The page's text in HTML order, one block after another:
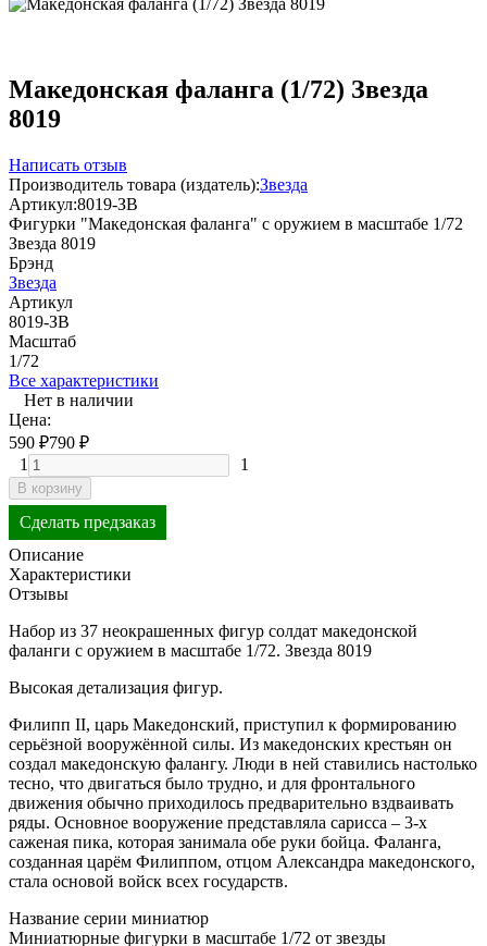
Македонская фаланга (1/72) Звезда
8019
Написать отзыв
Производитель товара (издатель):Звезда
Артикул:8019-ЗВ
Фигурки "Македонская фаланга" с оружием в масштабе 1/72
Звезда 8019
Брэнд
Звезда
Артикул
8019-ЗВ
Масштаб
1/72
Все характеристики
Нет в наличии
Цена:
590 ₽790 ₽
1
1
В корзину
Сделать предзаказ
Описание
Характеристики
Отзывы
Набор из 37 неокрашенных фигур солдат македонской
фаланги с оружием в масштабе 1/72. Звезда 8019
Высокая детализация фигур.
Филипп II, царь Македонский, приступил к формированию
серьёзной вооружённой силы. Из македонских крестьян он
создал македонскую фалангу. Люди в ней ставились настолько
тесно, что двигаться было трудно, и для фронтального
движения обычно приходилось предварительно вздваивать
ряды. Основное вооружение представляла сарисса – 3-х
саженая пика, которая занимала обе руки бойца. Фаланга,
созданная царём Филиппом, отцом Александра македонского,
стала основой войск всех государств.
Название серии миниатюр
Миниатюрные фигурки в масштабе 1/72 от звезды